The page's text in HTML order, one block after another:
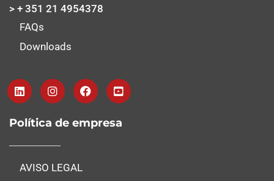
> + 351 21 4954378
FAQs
Downloads
Política de empresa
AVISO LEGAL